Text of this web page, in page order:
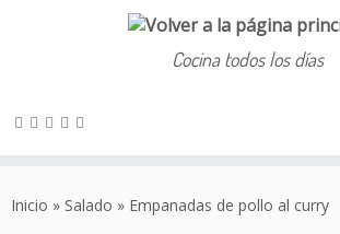
Cocina todos los días
Inicio » Salado » Empanadas de pollo al curry